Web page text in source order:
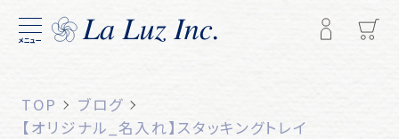
メニュー
TOP
ブログ
【オリジナル_名入れ】スタッキングトレイ